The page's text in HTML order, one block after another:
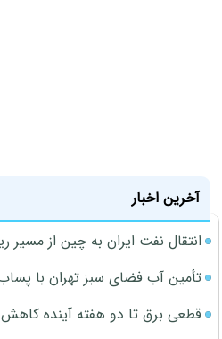
آخرین اخبار
انتقال نفت ایران به چین از مسیر
تأمین آب فضای سبز تهران با
قطعی برق تا دو هفته آینده